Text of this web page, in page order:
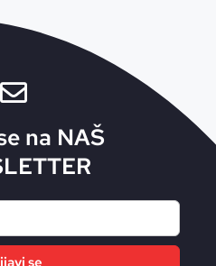
na NAŠ